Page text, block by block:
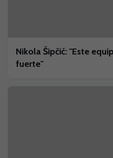
Nikola Šipčić: "Este
fuerte"